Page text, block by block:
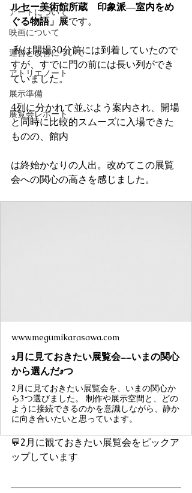
アートについて
映画について
運営と改善について
アトリエノート
展示準備
展覧会レポート
ルセー美術館所蔵 印象派―室内をめ
ぐる物語」展です。
私は開場30分前には到着していたので
すが、すでに門の前には長い列ができ
ていました。
4列に分かれて並ぶよう案内され、開場
と同時に比較的スムーズに入場できた
ものの、館内
は終始かなりの人出。改めてこの展覧
会への関心の高さを感じました。
www.megumikarasawa.com
2月に見ておきたい展覧会——いまの関心
から選んだ3つ
2月に見ておきたい展覧会を、いまの関心か
ら3つ選びました。 制作や展示空間と、どの
ように接続できるのかを意識しながら、静か
に向き合いたいと思っています。
💬2月に観ておきたい展覧会をピックア
ップしています